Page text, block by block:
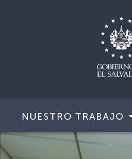
NUESTRO TRABAJO